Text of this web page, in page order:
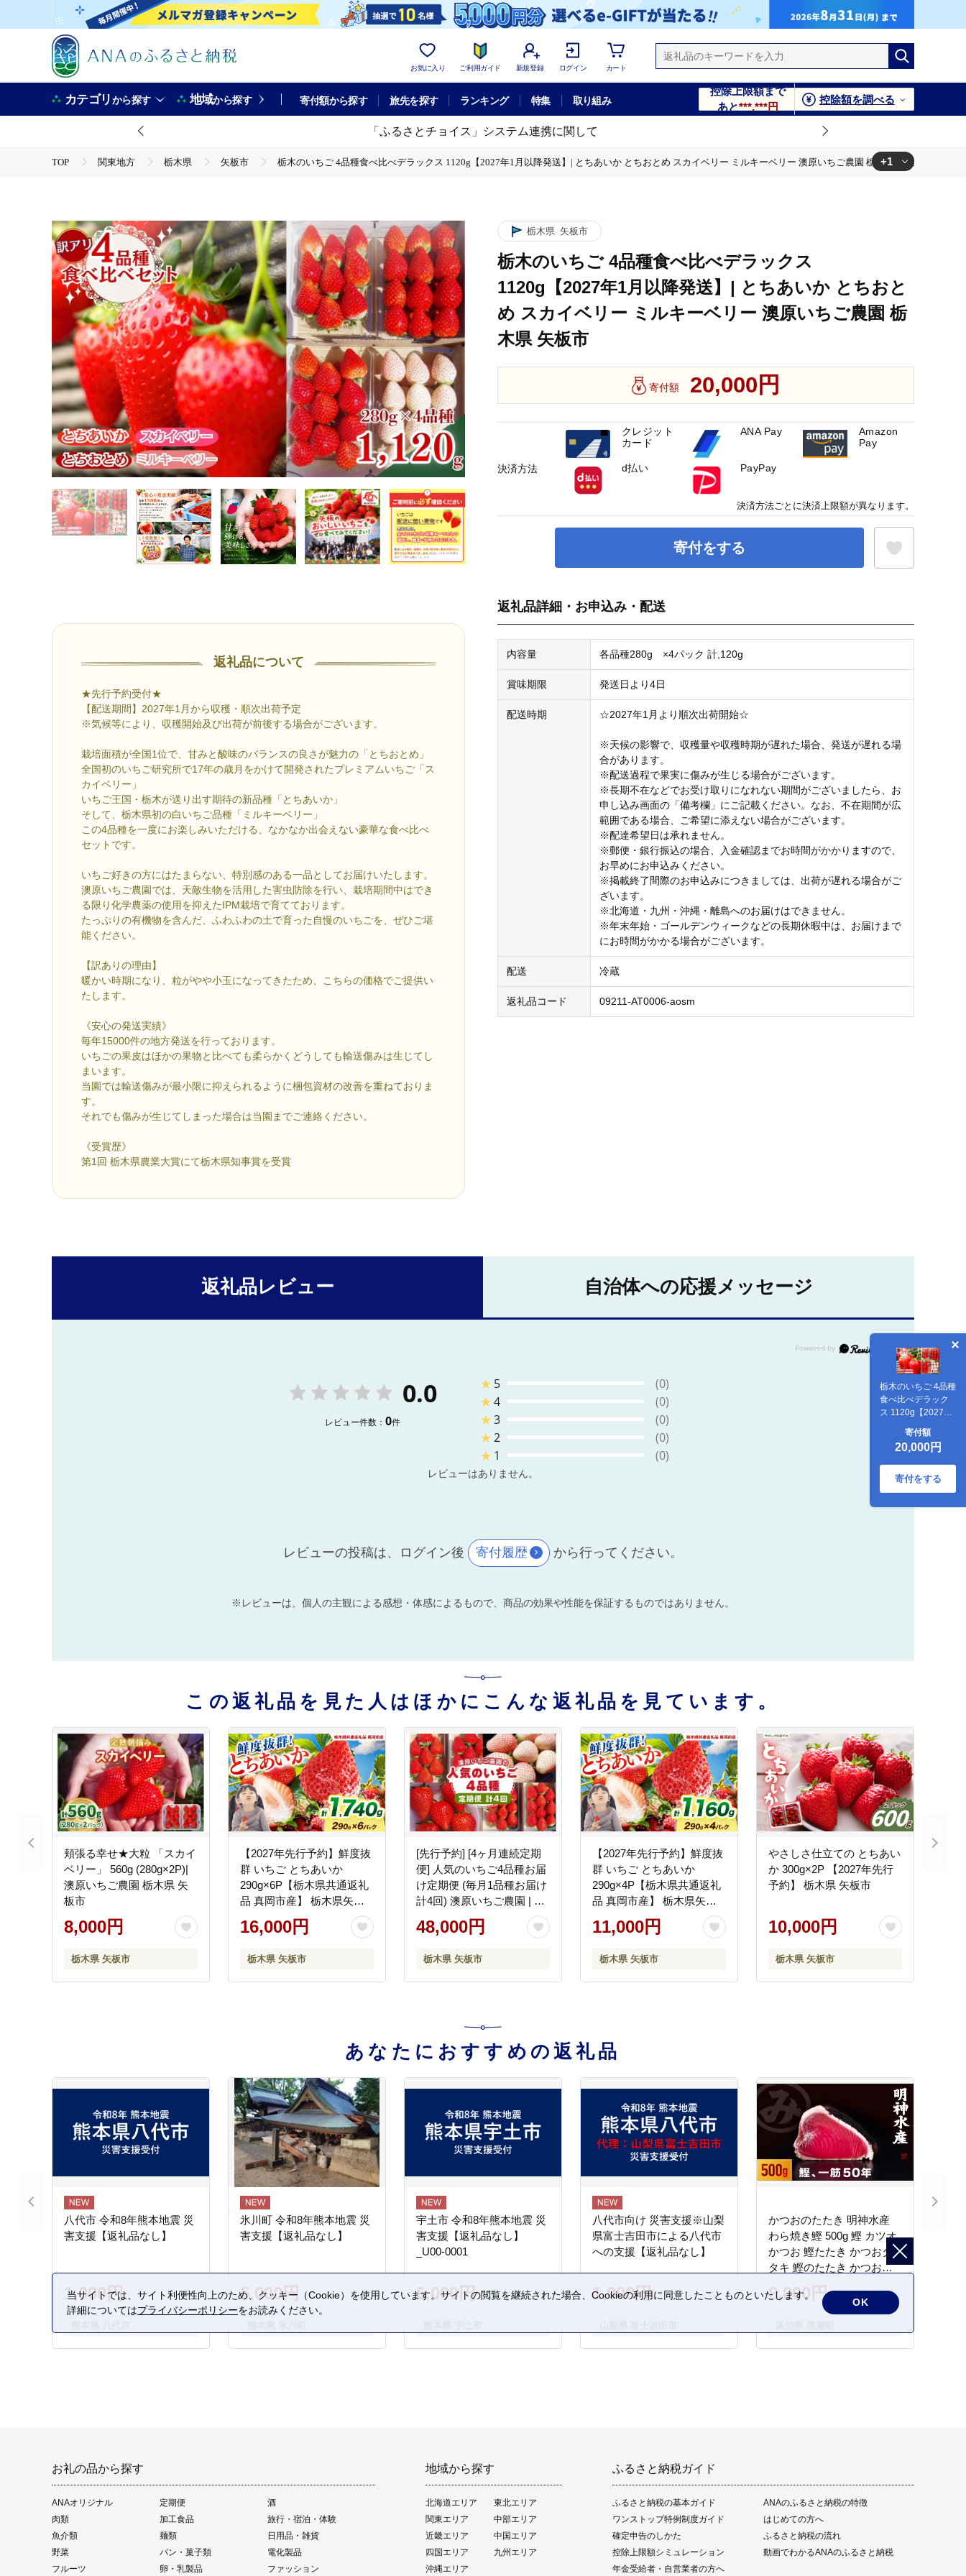
お気に入り ご利用ガイド 新規登録 ログイン カート
カテゴリから探す 地域から探す 寄付額から探す 旅先を探す ランキング 特集 取り組み
控除上限額まで
あと***,***円
控除額を調べる
「ふるさとチョイス」システム連携に関して
TOP 関東地方 栃木県 矢板市
栃木のいちご 4品種食べ比べデラックス 1120g【2027年1月以降発送】| とちあいか とちおとめ スカイベリー ミルキーベリー 澳原いちご農園 栃木県 矢板市
+1
返礼品について
★先行予約受付★
【配送期間】2027年1月から収穫・順次出荷予定
※気候等により、収穫開始及び出荷が前後する場合がございます。
栽培面積が全国1位で、甘みと酸味のバランスの良さが魅力の「とちおとめ」
全国初のいちご研究所で17年の歳月をかけて開発されたプレミアムいちご「ス
カイベリー」
いちご王国・栃木が送り出す期待の新品種「とちあいか」
そして、栃木県初の白いちご品種「ミルキーベリー」
この4品種を一度にお楽しみいただける、なかなか出会えない豪華な食べ比べ
セットです。
いちご好きの方にはたまらない、特別感のある一品としてお届けいたします。
澳原いちご農園では、天敵生物を活用した害虫防除を行い、栽培期間中はでき
る限り化学農薬の使用を抑えたIPM栽培で育てております。
たっぷりの有機物を含んだ、ふわふわの土で育った自慢のいちごを、ぜひご堪
能ください。
【訳ありの理由】
暖かい時期になり、粒がやや小玉になってきたため、こちらの価格でご提供い
たします。
《安心の発送実績》
毎年15000件の地方発送を行っております。
いちごの果皮はほかの果物と比べても柔らかくどうしても輸送傷みは生じてし
まいます。
当園では輸送傷みが最小限に抑えられるように梱包資材の改善を重ねておりま
す。
それでも傷みが生じてしまった場合は当園までご連絡ください。
《受賞歴》
第1回 栃木県農業大賞にて栃木県知事賞を受賞
栃木県 矢板市
栃木のいちご 4品種食べ比べデラックス
1120g【2027年1月以降発送】| とちあいか とちおと
め スカイベリー ミルキーベリー 澳原いちご農園 栃
木県 矢板市
寄付額 20,000円
寄付をする
栃木のいちご 4品種
食べ比べデラック
ス 1120g【2027年
1月以降発送】| と
ちあいか とちおと
め スカイベリー ミ
ルキーベリー 澳原
いちご農園 栃木県
矢板市
寄付額
20,000円
寄付をする
返礼品詳細・お申込み・配送
内容量 各品種280g ×4パック 計,120g
賞味期限 発送日より4日
配送時期 ☆2027年1月より順次出荷開始☆
※天候の影響で、収穫量や収穫時期が遅れた場合、発送が遅れる場
合があります。
※配送過程で果実に傷みが生じる場合がございます。
※長期不在などでお受け取りになれない期間がございましたら、お
申し込み画面の「備考欄」にご記載ください。なお、不在期間が広
範囲である場合、ご希望に添えない場合がございます。
※配達希望日は承れません。
※郵便・銀行振込の場合、入金確認までお時間がかかりますので、
お早めにお申込みください。
※掲載終了間際のお申込みにつきましては、出荷が遅れる場合がご
ざいます。
※北海道・九州・沖縄・離島へのお届けはできません。
※年末年始・ゴールデンウィークなどの長期休暇中は、お届けまで
にお時間がかかる場合がございます。
配送 冷蔵
返礼品コード 09211-AT0006-aosm
決済方法
クレジット
カード
ANA Pay
Amazon
Pay
d払い PayPay
決済方法ごとに決済上限額が異なります。
返礼品レビュー 自治体への応援メッセージ
0.0
レビュー件数： 0件
★ 5
(0)
★4
(0)
★3
(0)
★2
(0)
★ 1 (0)
レビューはありません。
レビューの投稿は、ログイン後 寄付履歴 から行ってください。
※レビューは、個人の主観による感想・体感によるもので、商品の効果や性能を保証するものではありません。
この返礼品を見た人はほかにこんな返礼品を見ています。
頬張る幸せ★大粒 「スカイ
ベリー」 560g (280g×2P)|
澳原いちご農園 栃木県 矢
板市
8,000円
栃木県 矢板市
【2027年先行予約】鮮度抜
群 いちご とちあいか
290g×6P【栃木県共通返礼
品 真岡市産】 栃木県矢板
16,000円
栃木県 矢板市
[先行予約] [4ヶ月連続定期
便] 人気のいちご4品種お届
け定期便 (毎月1品種お届け
計4回) 澳原いちご農園 | と
ちあいか とちおとめ スカ
イベリー ミルキーベリー
定
48,000円
栃木県 矢板市
【2027年先行予約】鮮度抜
群 いちご とちあいか
290g×4P【栃木県共通返礼
品 真岡市産】 栃木県矢板
11,000円
栃木県 矢板市
やさしさ仕立ての とちあい
か 300g×2P 【2027年先行
予約】 栃木県 矢板市
10,000円
栃木県 矢板市
あなたにおすすめの返礼品
八代市 令和8年熊本地震 災
害支援【返礼品なし】
1,000円
氷川町 令和8年熊本地震 災
害支援【返礼品なし】
5,000円
宇土市 令和8年熊本地震 災
害支援【返礼品なし】
_U00-0001
5,000円
八代市向け 災害支援※山梨
県富士吉田市による八代市
への支援【返礼品なし】
1,000円
かつおのたたき 明神水産
わら焼き鰹 500g 鰹 カツオ
かつお 鰹たたき かつおタ
タキ 鰹のたたき かつおの
タタキ 藁焼き わら焼き 魚
さかな 海鮮 刺身 お刺身 冷
凍 ご家庭用 グルメ 特産品
ご当地 本場 高知 黒潮町 ギ
フト 贈答品 人気 返礼品 ふ
8,000円
お礼の品から探す
ANAオリジナル 定期便
酒
肉類
加工食品
旅行・宿泊・体験
魚介類
麺類
日用品・雑貨
野菜
パン・菓子類
電化製品
フルーツ
卵・乳製品 ファッション
地域から探す
北海道エリア
東北エリア
関東エリア
中部エリア
近畿エリア
中国エリア
四国エリア
九州エリア
沖縄エリア
ふるさと納税ガイド
ふるさと納税の基本ガイド
ANAのふるさと納税の特徴
ワンストップ特例制度ガイド
はじめての方へ
確定申告のしかた
ふるさと納税の流れ
控除上限額シミュレーション
動画でわかるANAのふるさと納税
年金受給者・自営業者の方へ
当サイトでは、サイト利便性向上のため、クッキー（Cookie）を使用しています。サイトの閲覧を継続された場合、Cookieの利用に同意したことものといたします。
詳細についてはプライバシーポリシーをお読みください。
OK